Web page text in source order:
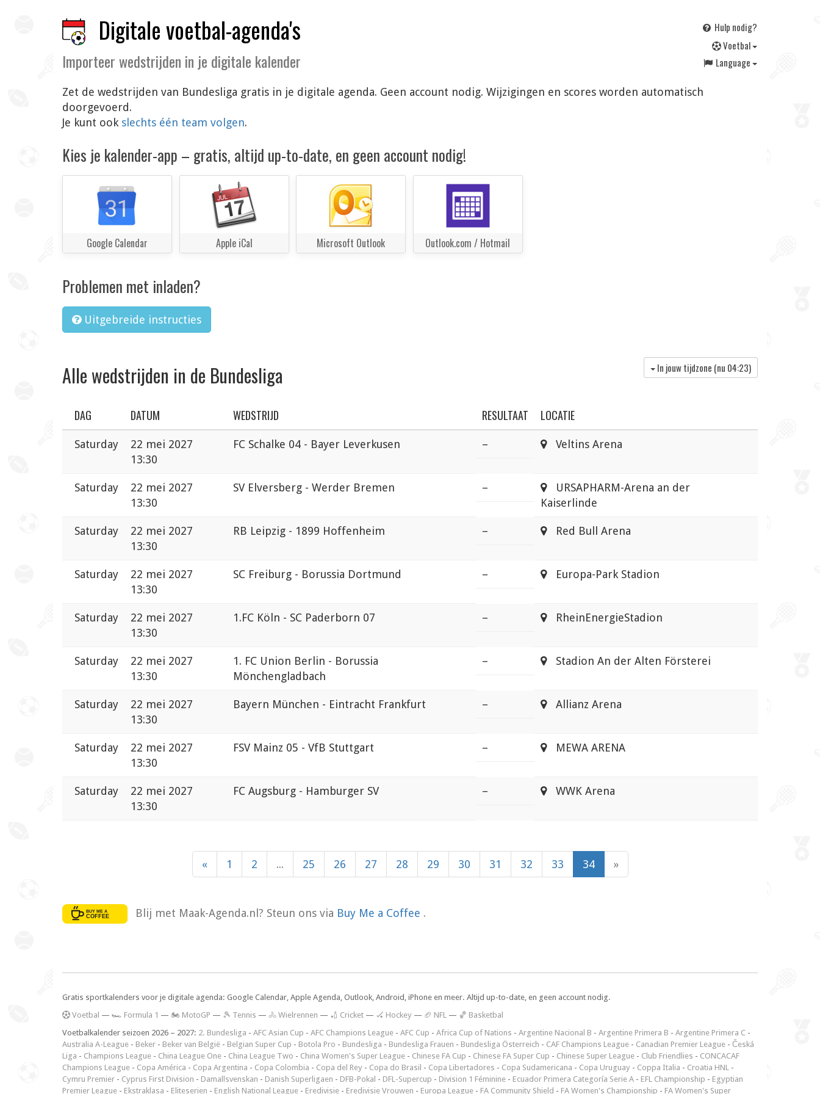
Digitale voetbal-agenda's
Importeer wedstrijden in je digitale kalender
Hulp nodig?
Voetbal
Language
Zet de wedstrijden van Bundesliga gratis in je digitale agenda. Geen account nodig. Wijzigingen en scores worden automatisch
doorgevoerd.
Je kunt ook slechts één team volgen.
Kies je kalender-app – gratis, altijd up-to-date, en geen account nodig!
Google Calendar Apple iCal Microsoft Outlook Outlook.com / Hotmail
Problemen met inladen?
Uitgebreide instructies
Alle wedstrijden in de Bundesliga In jouw tijdzone (nu 04:23)
DAG DATUM WEDSTRIJD RESULTAAT LOCATIE
Saturday
22 mei 2027
13:30
FC Schalke 04 - Bayer Leverkusen – Veltins Arena
Saturday
22 mei 2027
13:30
SV Elversberg - Werder Bremen –
URSAPHARM-Arena an der
Kaiserlinde
Saturday
22 mei 2027
13:30
RB Leipzig - 1899 Hoffenheim – Red Bull Arena
Saturday
22 mei 2027
13:30
SC Freiburg - Borussia Dortmund – Europa-Park Stadion
Saturday
22 mei 2027
13:30
1.FC Köln - SC Paderborn 07 – RheinEnergieStadion
Saturday
22 mei 2027
13:30
1. FC Union Berlin - Borussia
Mönchengladbach
– Stadion An der Alten Försterei
Saturday
22 mei 2027
13:30
Bayern München - Eintracht Frankfurt – Allianz Arena
Saturday
22 mei 2027
13:30
FSV Mainz 05 - VfB Stuttgart – MEWA ARENA
Saturday
22 mei 2027
13:30
FC Augsburg - Hamburger SV – WWK Arena
« 1 2 ... 25 26 27 28 29 30 31 32 33 34 »
Blij met Maak-Agenda.nl? Steun ons via Buy Me a Coffee .
Gratis sportkalenders voor je digitale agenda: Google Calendar, Apple Agenda, Outlook, Android, iPhone en meer. Altijd up-to-date, en geen account nodig.
Voetbal — 🏎️ Formula 1 — 🏍 MotoGP — 🎾 Tennis — 🚴 Wielrennen — 🏏 Cricket — 🏑 Hockey — 🏈 NFL — 🏀 Basketbal
Voetbalkalender seizoen 2026 – 2027: 2. Bundesliga - AFC Asian Cup - AFC Champions League - AFC Cup - Africa Cup of Nations - Argentine Nacional B - Argentine Primera B - Argentine Primera C -
Australia A-League - Beker - Beker van België - Belgian Super Cup - Botola Pro - Bundesliga - Bundesliga Frauen - Bundesliga Österreich - CAF Champions League - Canadian Premier League - Česká
Liga - Champions League - China League One - China League Two - China Women's Super League - Chinese FA Cup - Chinese FA Super Cup - Chinese Super League - Club Friendlies - CONCACAF
Champions League - Copa América - Copa Argentina - Copa Colombia - Copa del Rey - Copa do Brasil - Copa Libertadores - Copa Sudamericana - Copa Uruguay - Coppa Italia - Croatia HNL -
Cymru Premier - Cyprus First Division - Damallsvenskan - Danish Superligaen - DFB-Pokal - DFL-Supercup - Division 1 Féminine - Ecuador Primera Categoría Serie A - EFL Championship - Egyptian
Premier League - Ekstraklasa - Eliteserien - English National League - Eredivisie - Eredivisie Vrouwen - Europa League - FA Community Shield - FA Women's Championship - FA Women's Super